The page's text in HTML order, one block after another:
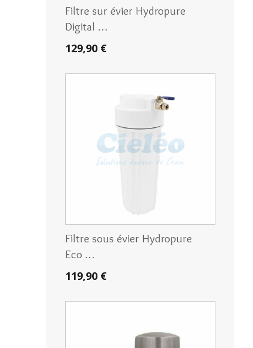
Filtre sur évier Hydropure
Digital …
129,90 €
Filtre sous évier Hydropure
Eco …
119,90 €